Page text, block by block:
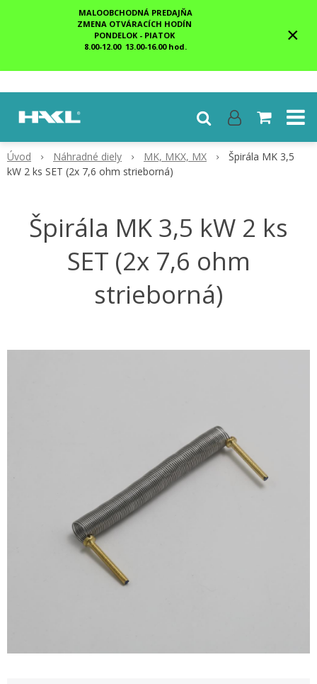
MALOOBCHODNÁ PREDAJŇA
ZMENA OTVÁRACÍCH HODÍN
PONDELOK - PIATOK
8.00-12.00 13.00-16.00 hod.
×
Úvod Náhradné diely MK, MKX, MX
Špirála MK 3,5
kW 2 ks SET (2x 7,6 ohm strieborná)
Špirála MK 3,5 kW 2 ks
SET (2x 7,6 ohm
strieborná)